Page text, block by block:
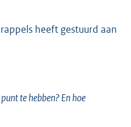
heeft gestuurd aan
te hebben? En hoe